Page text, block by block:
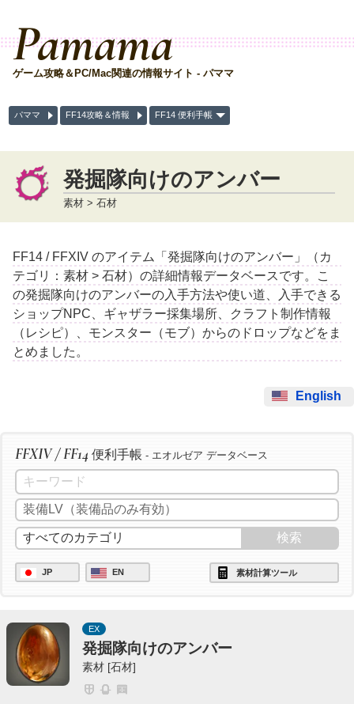
Pamama
ゲーム攻略＆PC/Mac関連の情報サイト - パママ
パママ FF14攻略＆情報 FF14 便利手帳
発掘隊向けのアンバー
素材 > 石材
FF14 / FFXIV のアイテム「発掘隊向けのアンバー」（カ
テゴリ：素材 > 石材）の詳細情報データベースです。こ
の発掘隊向けのアンバーの入手方法や使い道、入手できる
ショップNPC、ギャザラー採集場所、クラフト制作情報
（レシピ）、モンスター（モブ）からのドロップなどをま
とめました。
English
FFXIV / FF14 便利手帳 - エオルゼア データベース
JP EN 素材計算ツール
EX
発掘隊向けのアンバー
素材 [石材]